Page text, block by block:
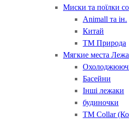
Миски та поїлки
Animall та ін.
Китай
ТМ Природа
Мягкие места
Басейни
Інші лежаки
будиночки
ТМ Collar